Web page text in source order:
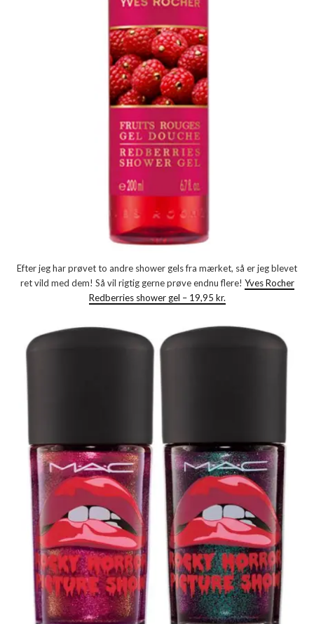
Efter jeg har prøvet to andre shower gels fra mærket, så er jeg blevet
ret vild med dem! Så vil rigtig gerne prøve endnu flere! Yves Rocher
Redberries shower gel – 19,95 kr.